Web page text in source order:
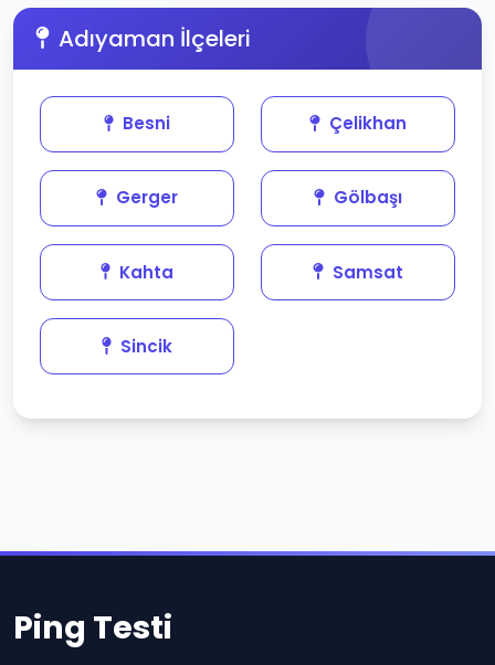
Adıyaman İlçeleri
Besni Çelikhan
Gerger Gölbaşı
Kahta Samsat
Sincik
Ping Testi